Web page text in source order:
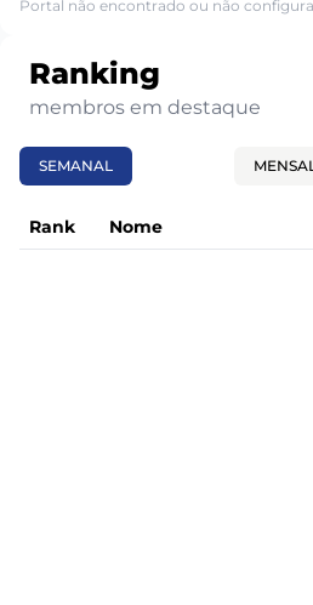
Portal não encontrado ou não
Ranking
membros em destaque
SEMANAL
Rank Nome